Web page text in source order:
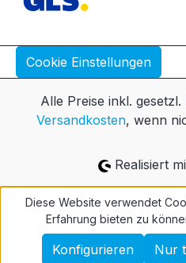
Cookie Einstellungen
Alle Preise inkl.
Versandkosten, wenn
Realisiert
Diese Website verwendet
Erfahrung bieten zu
Nur
Konfigurieren